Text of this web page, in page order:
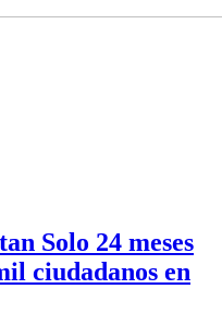
Solo 24 meses
ciudadanos en